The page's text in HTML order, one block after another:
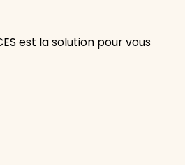
est la solution pour vous